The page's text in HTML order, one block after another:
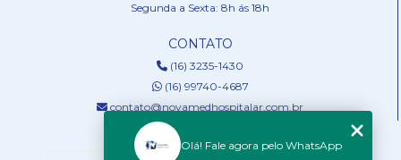
Segunda a Sexta: 8h ás 18h
CONTATO
(16) 3235-1430
(16) 99740-4687
contato@novamedhospitalar.com.br
MENU
Olá! Fale agora pelo WhatsApp